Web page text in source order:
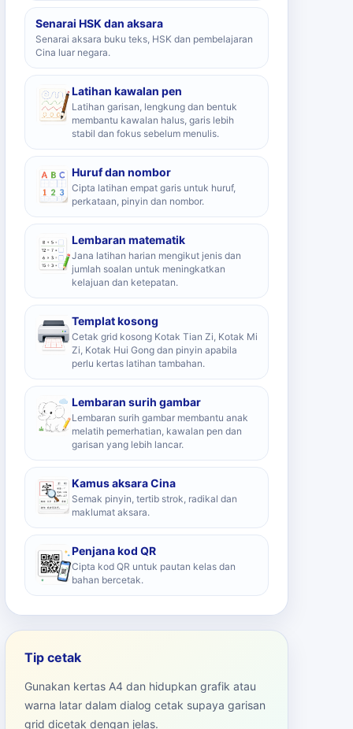
Senarai HSK dan aksara
Senarai aksara buku teks, HSK dan pembelajaran
Cina luar negara.
Latihan kawalan pen
Latihan garisan, lengkung dan bentuk
membantu kawalan halus, garis lebih
stabil dan fokus sebelum menulis.
Huruf dan nombor
Cipta latihan empat garis untuk huruf,
perkataan, pinyin dan nombor.
Lembaran matematik
Jana latihan harian mengikut jenis dan
jumlah soalan untuk meningkatkan
kelajuan dan ketepatan.
Templat kosong
Cetak grid kosong Kotak Tian Zi, Kotak Mi
Zi, Kotak Hui Gong dan pinyin apabila
perlu kertas latihan tambahan.
Lembaran surih gambar
Lembaran surih gambar membantu anak
melatih pemerhatian, kawalan pen dan
garisan yang lebih lancar.
Kamus aksara Cina
Semak pinyin, tertib strok, radikal dan
maklumat aksara.
Penjana kod QR
Cipta kod QR untuk pautan kelas dan
bahan bercetak.
Tip cetak
Gunakan kertas A4 dan hidupkan grafik atau
warna latar dalam dialog cetak supaya garisan
grid dicetak dengan jelas.